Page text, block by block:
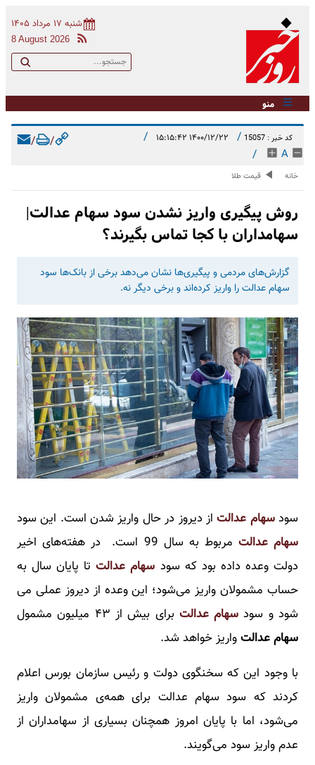
شنبه ۱۷ مرداد ۱۴۰۵
8 August 2026
منو
کد خبر : 15057 / ۱۴۰۰/۱۲/۲۲ ۱۵:۱۵:۴۲ /
A
/
/
/
خانه قیمت طلا
روش پیگیری واریز نشدن سود سهام عدالت|
سهامداران با کجا تماس بگیرند؟
گزارش‌های مردمی و پیگیری‌ها نشان می‌دهد برخی از بانک‌ها سود
سهام عدالت را واریز کرده‌اند و برخی دیگر نه.
سودسهام عدالت از دیروز در حال واریز شدن است. این سود
سهام عدالت
مربوط به سال 99 است. در هفته‌های اخیر
دولت وعده داده بود که سود سهام عدالت تا پایان سال به
حساب مشمولان واریز می‌شود؛ این وعده از دیروز عملی می
شود و سود سهام عدالت برای بیش از ۴۳ میلیون مشمول
سهام عدالتواریز خواهد شد.
با وجود این که سخنگوی دولت و رئیس سازمان بورس اعلام
کردند که سود سهام عدالت برای همه‌ی مشمولان واریز
می‌شود، اما با پایان امروز همچنان بسیاری از سهامداران از
عدم واریز سود می‌گویند.